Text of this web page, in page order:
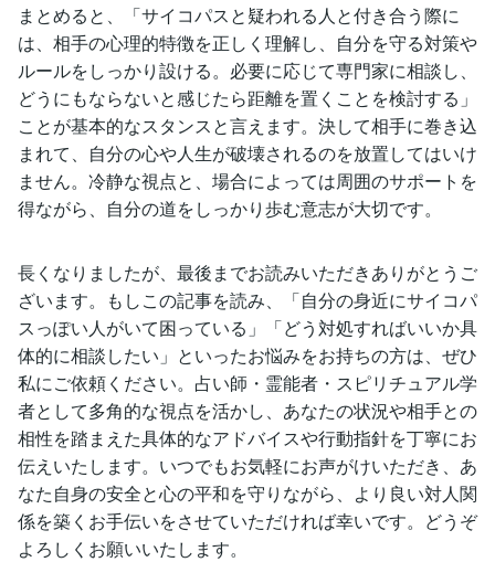
まとめると、「サイコパスと疑われる人と付き合う際に
は、相手の心理的特徴を正しく理解し、自分を守る対策や
ルールをしっかり設ける。必要に応じて専門家に相談し、
どうにもならないと感じたら距離を置くことを検討する」
ことが基本的なスタンスと言えます。決して相手に巻き込
まれて、自分の心や人生が破壊されるのを放置してはいけ
ません。冷静な視点と、場合によっては周囲のサポートを
得ながら、自分の道をしっかり歩む意志が大切です。
長くなりましたが、最後までお読みいただきありがとうご
ざいます。もしこの記事を読み、「自分の身近にサイコパ
スっぽい人がいて困っている」「どう対処すればいいか具
体的に相談したい」といったお悩みをお持ちの方は、ぜひ
私にご依頼ください。占い師・霊能者・スピリチュアル学
者として多角的な視点を活かし、あなたの状況や相手との
相性を踏まえた具体的なアドバイスや行動指針を丁寧にお
伝えいたします。いつでもお気軽にお声がけいただき、あ
なた自身の安全と心の平和を守りながら、より良い対人関
係を築くお手伝いをさせていただければ幸いです。どうぞ
よろしくお願いいたします。